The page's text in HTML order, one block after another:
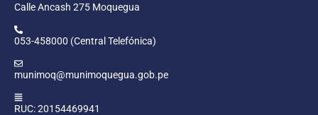
Calle Ancash 275 Moquegua
053-458000 (Central Telefónica)
munimoq@munimoquegua.gob.pe
RUC: 20154469941